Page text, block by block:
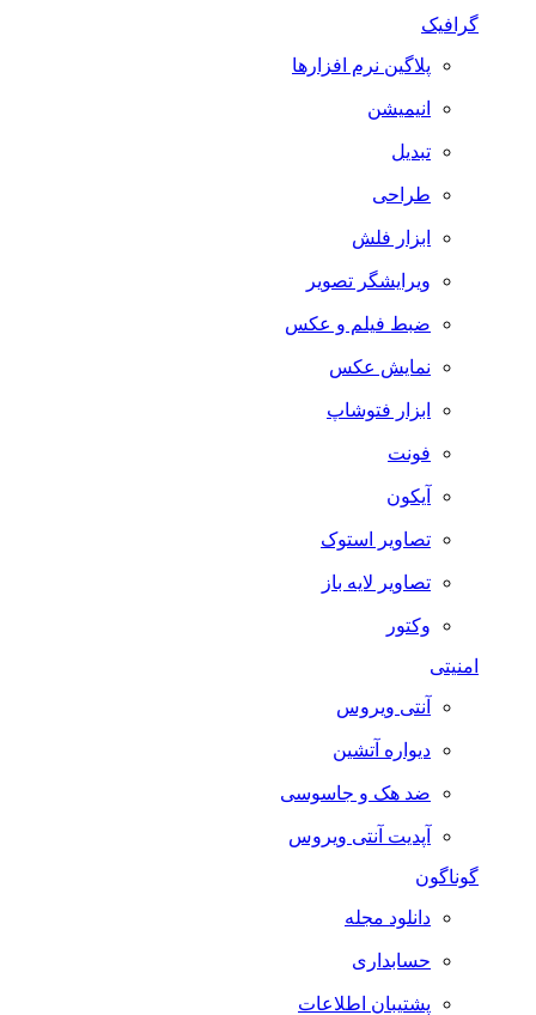
گرافیک
پلاگین نرم افزارها
انیمیشن
تبدیل
طراحی
ابزار فلش
ویرایشگر تصویر
ضبط فيلم و عكس
نمایش عکس
ابزار فتوشاپ
فونت
آیکون
تصاویر استوک
تصاویر لایه باز
وکتور
امنیتی
آنتی ویروس
دیواره آتشین
ضد هک و جاسوسی
آپدیت آنتی ویروس
گوناگون
دانلود مجله
حسابداری
پشتیبان اطلاعات